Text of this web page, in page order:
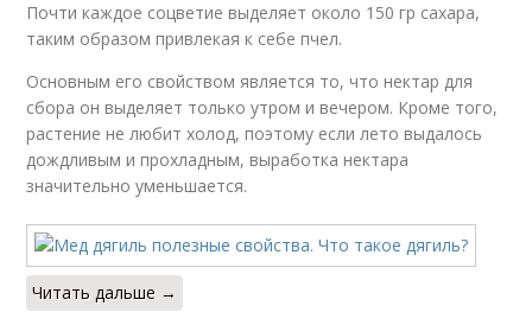
Почти каждое соцветие выделяет около 150 гр сахара,
таким образом привлекая к себе пчел.
Основным его свойством является то, что нектар для
сбора он выделяет только утром и вечером. Кроме того,
растение не любит холод, поэтому если лето выдалось
дождливым и прохладным, выработка нектара
значительно уменьшается.
Читать дальше →